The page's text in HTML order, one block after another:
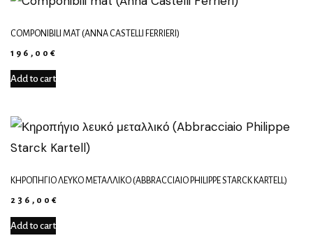
COMPONIBILI MAT (ANNA CASTELLI FERRIERI)
196,00€
Add to cart
ΚΗΡΟΠΉΓΙΟ ΛΕΥΚΌ ΜΕΤΑΛΛΙΚΌ (ABBRACCIAIO PHILIPPE STARCK KARTELL)
236,00€
Add to cart